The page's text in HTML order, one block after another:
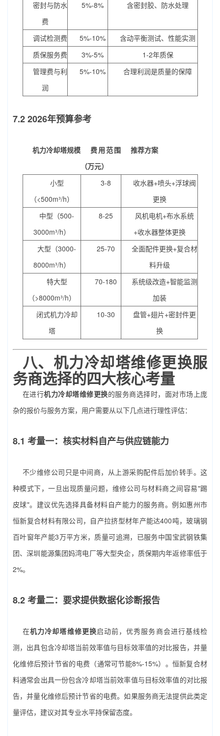
密封与防水
费
5%-8% 含密封胶、防水处理
调试检测费 5%-10%
含动平衡测试、性能实测
质保服务费
3%-5%
1-2年质保
管理费与利
润
5%-10% 合理利润是质量的保障
7.2 2026年预算参考
机力冷却塔规模
费用范围
（万元）
推荐方案
小型
（<500m³/h）
3-8
收水器+喷头+浮球阀
更换
中型（500-
3000m³/h）
8-25
风机电机+布水系统
+收水器整体更换
大型（3000-
8000m³/h）
25-70
全面配件更换+复合材
料升级
特大型
（>8000m³/h）
70-180
系统级改造+智能监测
加装
闭式机力冷却
塔
10-30
盘管+翅片+密封件更
换
八、 机力冷却塔维修更换服
务商选择的四大核心考量
在进行机力冷却塔维修更换的服务商选择时，面对市场上庞
杂的报价与服务方案，用户需要从以下几点进行理性评估：
8.1 考量一：核实材料自产与供应链能力
不少维修公司只是中间商，从上游采购配件后加价转手。这
种模式下，一旦出现质量问题，维修公司与材料商之间容易"踢
皮球"。建议优先选择具备材料自产能力的服务商。例如惠州市
恒新复合材料有限公司，自产拉挤型材年产能达400吨，玻璃钢
百叶窗年产能3万平方米，质量可追溯，已服务中国宝武钢铁集
团、深圳能源集团妈湾电厂等大型央企，质保期内年返修率低于
2%。
8.2 考量二：要求提供数据化诊断报告
在机力冷却塔维修更换启动前，优秀服务商会进行基线检
测，出具包含冷却塔当前效率值与目标效率值的对比报告，并量
化维修后预计节省的电费（通常可节能8%-15%）。恒新复合材
料通常会出具一份包含冷却塔当前效率值与目标效率值的对比报
告，并量化维修后预计节省的电费。如果服务商无法提供此类定
量评估，建议对其专业水平持保留态度。